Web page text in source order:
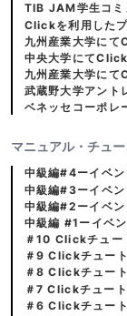
TIB JAM学生コミ
Clickを利用した
九州産業大学に
中央大学にて
九州産業大学に
武蔵野大学アント
ベネッセコーポレ
マニュアル・チュ
中級編#4ーイベ
中級編#3ーイベ
中級編#2ーイベ
中級編 #1ーイベ
＃10 Clickチュー
＃9 Clickチュー
＃8 Clickチュー
＃7 Clickチュー
＃6 Clickチュー